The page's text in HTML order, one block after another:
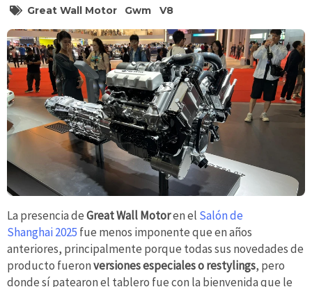
Great Wall Motor Gwm V8
La presencia deGreat Wall Motoren el Salón de
Shanghai 2025 fue menos imponente que en años
anteriores, principalmente porque todas sus novedades de
producto fueronversiones especiales o restylings, pero
donde sí patearon el tablero fue con la bienvenida que le